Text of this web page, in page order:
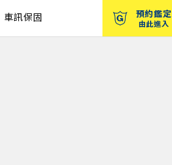
車訊保固 預約鑑定
由此進入